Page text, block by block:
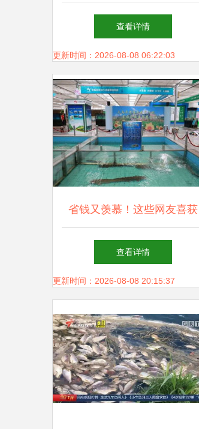
业饲料销售迎结构性机遇与挑
战
查看详情
更新时间：2026-08-08 06:22:03
省钱又羡慕！这些网友喜获
2018长春农博会免费门票，畜
牧渔业饲料销售攻略一网打尽
查看详情
更新时间：2026-08-08 20:15:37